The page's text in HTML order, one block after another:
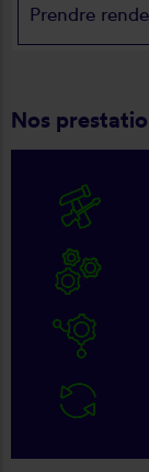
Prendre
Nos